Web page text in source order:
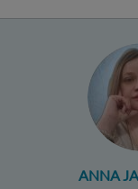
ANNA